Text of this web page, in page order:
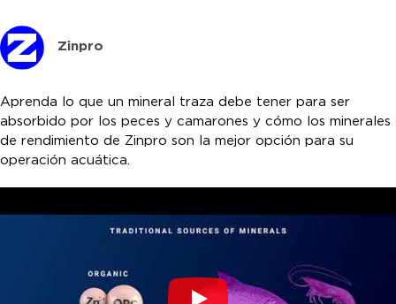
Zinpro
Aprenda lo que un mineral traza debe tener para ser
absorbido por los peces y camarones y cómo los minerales
de rendimiento de Zinpro son la mejor opción para su
operación acuática.